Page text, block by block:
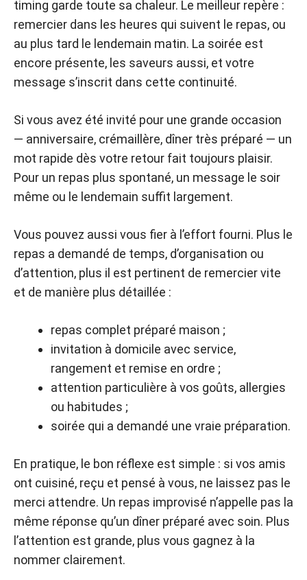
timing garde toute sa chaleur. Le meilleur repère :
remercier dans les heures qui suivent le repas, ou
au plus tard le lendemain matin. La soirée est
encore présente, les saveurs aussi, et votre
message s’inscrit dans cette continuité.
Si vous avez été invité pour une grande occasion
— anniversaire, crémaillère, dîner très préparé — un
mot rapide dès votre retour fait toujours plaisir.
Pour un repas plus spontané, un message le soir
même ou le lendemain suffit largement.
Vous pouvez aussi vous fier à l’effort fourni. Plus le
repas a demandé de temps, d’organisation ou
d’attention, plus il est pertinent de remercier vite
et de manière plus détaillée :
repas complet préparé maison ;
invitation à domicile avec service,
rangement et remise en ordre ;
attention particulière à vos goûts, allergies
ou habitudes ;
soirée qui a demandé une vraie préparation.
En pratique, le bon réflexe est simple : si vos amis
ont cuisiné, reçu et pensé à vous, ne laissez pas le
merci attendre. Un repas improvisé n’appelle pas la
même réponse qu’un dîner préparé avec soin. Plus
l’attention est grande, plus vous gagnez à la
nommer clairement.